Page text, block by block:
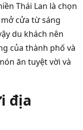
Thái Lan là chọn
cửa từ sáng
du khách nên
của thành phố và
ăn tuyệt vời và
địa